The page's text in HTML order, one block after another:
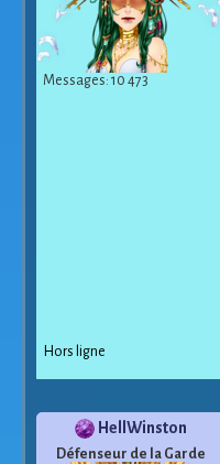
Messages: 10 473
Hors ligne
HellWinston
Défenseur de la Garde